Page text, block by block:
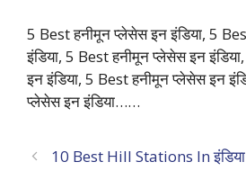
5 Best हनीमून प्लेसेस इन इंडिया, 5
इंडिया, 5 Best हनीमून प्लेसेस इन
इन इंडिया, 5 Best हनीमून प्लेसेस इन
प्लेसेस इन इंडिया……
10 Best Hill Stations In